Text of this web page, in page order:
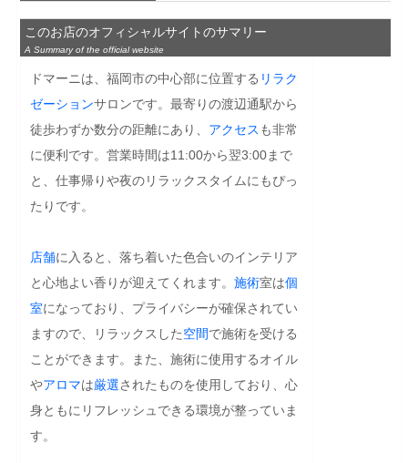
このお店のオフィシャルサイトのサマリー
A Summary of the official website
ドマーニは、福岡市の中心部に位置する リラク
ゼーションサロンです。最寄りの渡辺通駅から
徒歩わずか数分の距離にあり、 アクセス も非常
に便利です。営業時間は11:00から翌3:00まで
と、仕事帰りや夜のリラックスタイムにもぴっ
たりです。
店舗に入ると、落ち着いた色合いのインテリア
と心地よい香りが迎えてくれます。 施術室は個
室になっており、プライバシーが確保されてい
ますので、リラックスした空間で施術を受ける
ことができます。また、施術に使用するオイル
やアロマは厳選されたものを使用しており、心
身ともにリフレッシュできる環境が整っていま
す。